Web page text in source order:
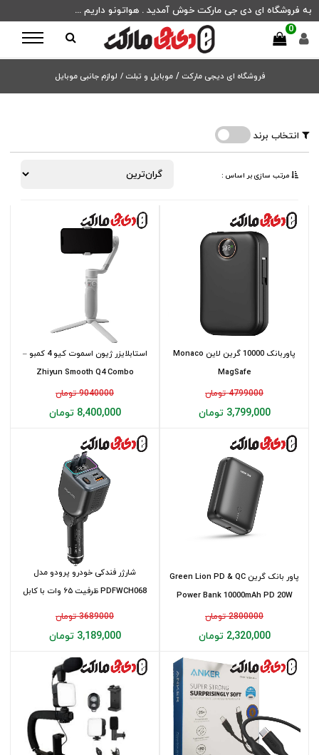
به فروشگاه ای دی جی مارکت خوش آمدید . هواتونو داریم ...
0
فروشگاه ای دیجی مارکت/موبایل و تبلت / لوازم جانبی موبایل
انتخاب برند
مرتب ‌سازی بر اساس :
استابلایزر ژیون اسموت کیو 4 کمبو –
Zhiyun Smooth Q4 Combo
9040000 تومان
8,400,000 تومان
پاوربانک 10000 گرین لاین Monaco
MagSafe
4799000 تومان
3,799,000 تومان
شارژر فندکی خودرو پرودو مدل
PDFWCH068 ظرفیت ۶۵ وات با کابل
3689000 تومان
3,189,000 تومان
پاور بانک گرین Green Lion PD & QC
Power Bank 10000mAh PD 20W
2800000 تومان
2,320,000 تومان